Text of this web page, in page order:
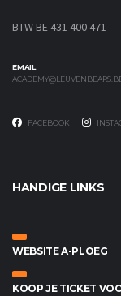
BTW BE 431 400 471
EMAIL
FACEBOOK
HANDIGE LINKS
WEBSITE A-PLOEG
KOOP JE TICKET